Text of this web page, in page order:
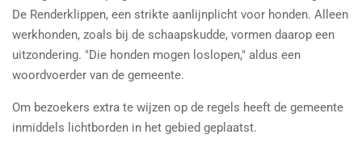
De Renderklippen, een strikte aanlijnplicht voor honden. Alleen
werkhonden, zoals bij de schaapskudde, vormen daarop een
uitzondering. "Die honden mogen loslopen," aldus een
woordvoerder van de gemeente.
Om bezoekers extra te wijzen op de regels heeft de gemeente
inmiddels lichtborden in het gebied geplaatst.